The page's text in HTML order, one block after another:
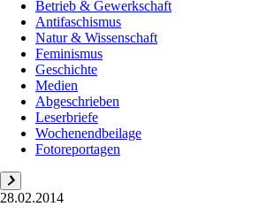
Betrieb & Gewerkschaft
Antifaschismus
Natur & Wissenschaft
Feminismus
Geschichte
Medien
Abgeschrieben
Leserbriefe
Wochenendbeilage
Fotoreportagen
28.02.2014